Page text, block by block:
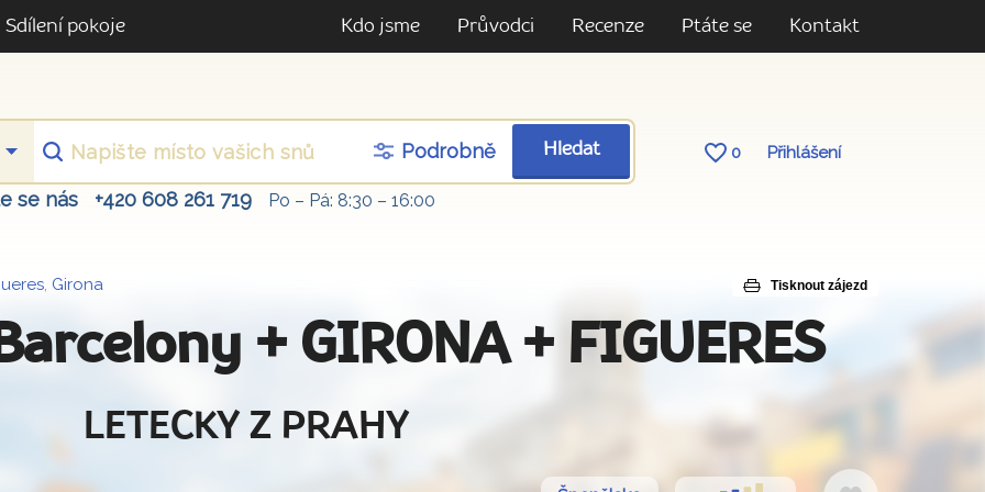
Sdílení pokoje Kdo jsme Průvodci Recenze Ptáte se Kontakt
Podrobně Hledat 0 Přihlášení
se nás +420 608 261 719 Po – Pá: 8:30 – 16:00
, Girona Tisknout zájezd
+ GIRONA + FIGUERES
LETECKY Z PRAHY